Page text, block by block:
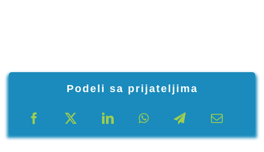
Podeli sa prijateljima